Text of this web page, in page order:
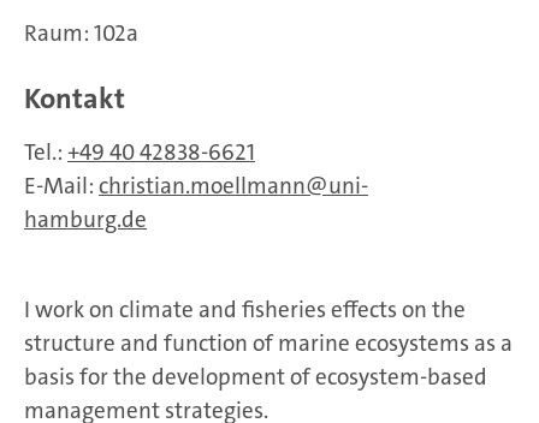
Raum: 102a
Kontakt
Tel.: +49 40 42838-6621
E-Mail: christian.moellmann
uni-
hamburg.de
I work on climate and fisheries effects on the
structure and function of marine ecosystems as a
basis for the development of ecosystem-based
management strategies.